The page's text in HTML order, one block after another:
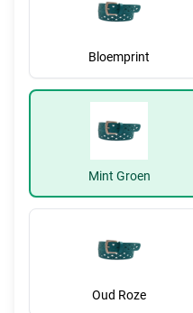
Bloemprint
Mint Groen
Oud Roze